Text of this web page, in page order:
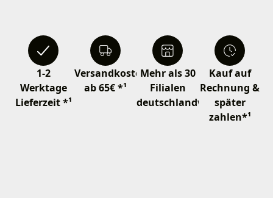
1-2
Werktage
Lieferzeit *¹
Versandkostenfrei
ab 65€ *¹
Mehr als 30
Filialen
deutschlandweit
Kauf auf
Rechnung &
später
zahlen*¹